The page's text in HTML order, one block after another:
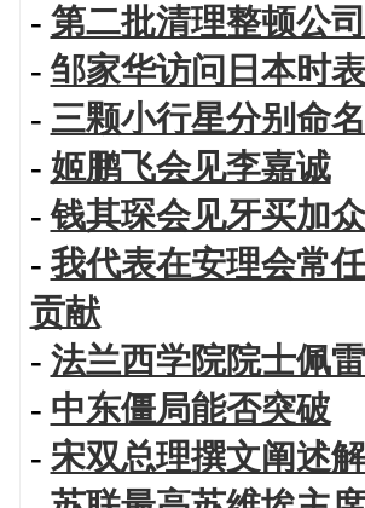
- 第二批清理整顿公
- 邹家华访问日本时
- 三颗小行星分别命
- 姬鹏飞会见李嘉诚
-钱其琛会见牙买加
- 我代表在安理会常
贡献
- 法兰西学院院士佩
- 中东僵局能否突破
- 宋双总理撰文阐述